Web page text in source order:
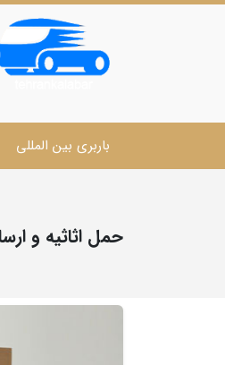
باربری بین المللی
حمل اثاثیه و